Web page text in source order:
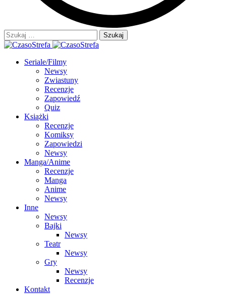
Szukaj:
Seriale/Filmy
Newsy
Zwiastuny
Recenzje
Zapowiedź
Quiz
Książki
Recenzje
Komiksy
Zapowiedzi
Newsy
Manga/Anime
Recenzje
Manga
Anime
Newsy
Inne
Newsy
Bajki
Newsy
Teatr
Newsy
Gry
Newsy
Recenzje
Kontakt